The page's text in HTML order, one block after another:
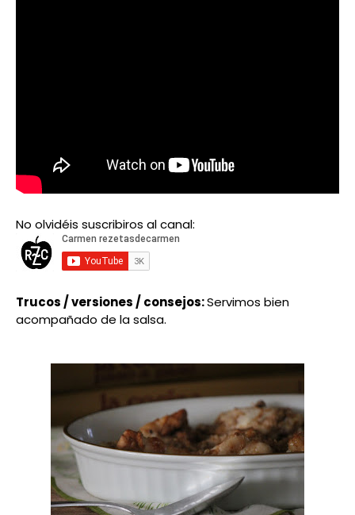
No olvidéis suscribiros al canal:
Trucos / versiones / consejos:Servimos bien
acompañado de la salsa.